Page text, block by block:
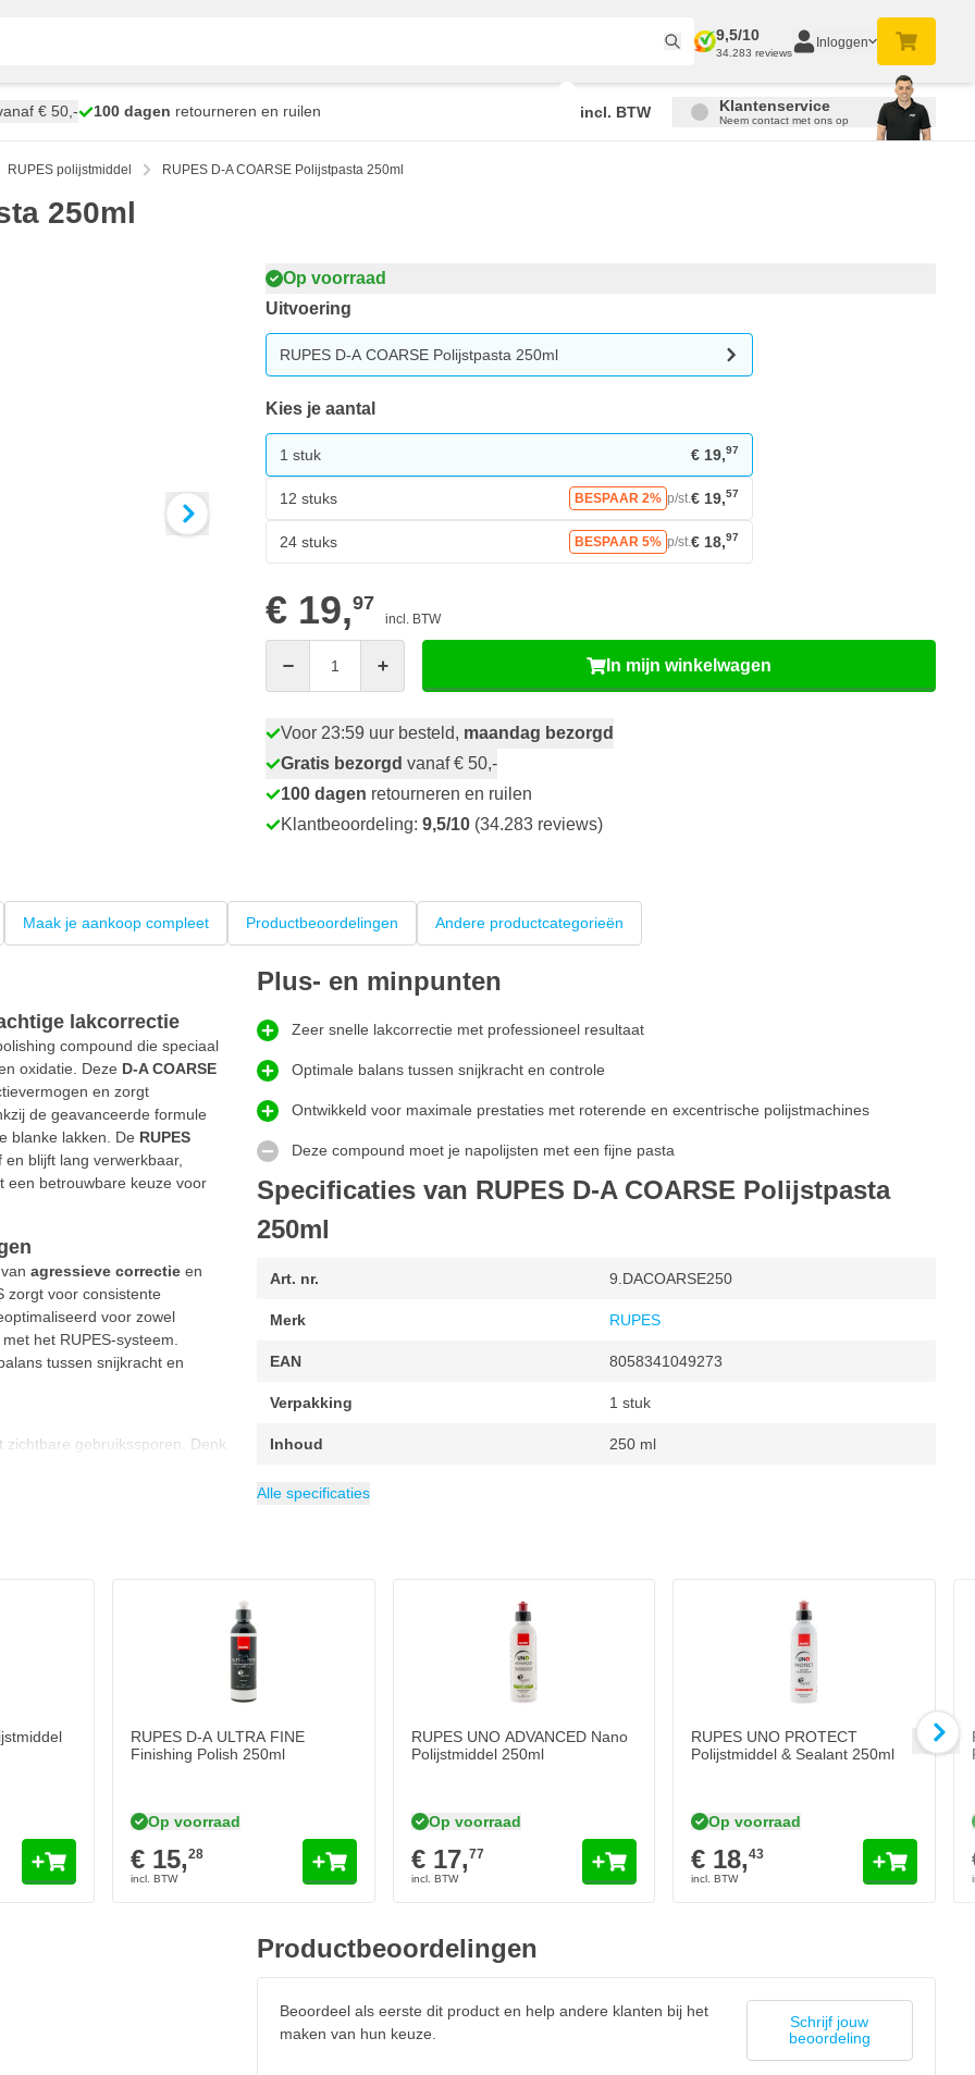
9,5/10
34.283 reviews
Inloggen
€ 50,- 100 dagen retourneren en ruilen incl. BTW Klantenservice
Neem contact met ons op
RUPES polijstmiddel RUPES D-A COARSE Polijstpasta 250ml
250ml
Op voorraad
Uitvoering
RUPES D-A COARSE Polijstpasta 250ml
Kies je aantal
1 stuk € 19,97
12 stuks BESPAAR 2% p/st.€ 19,57
24 stuks BESPAAR 5% p/st.€ 18,97
€ 19,97
incl. BTW
In mijn winkelwagen
Voor 23:59 uur besteld, maandag bezorgd
Gratis bezorgd vanaf € 50,-
100 dagen retourneren en ruilen
Klantbeoordeling: 9,5/10 (34.283 reviews)
Maak je aankoop compleet Productbeoordelingen Andere productcategorieën
lakcorrectie
compound die speciaal
oxidatie. Deze D-A COARSE
en zorgt
de geavanceerde formule
blanke lakken. De RUPES
blijft lang verwerkbaar,
een betrouwbare keuze voor
agressieve correctie en
zorgt voor consistente
voor zowel
het RUPES-systeem.
tussen snijkracht en
gebruikssporen. Denk
en bereidt de lak
schuim polijstpad is hierbij
en zorgt voor een
en lichte druk voor een strak
Plus- en minpunten
Zeer snelle lakcorrectie met professioneel resultaat
Optimale balans tussen snijkracht en controle
Ontwikkeld voor maximale prestaties met roterende en excentrische polijstmachines
Deze compound moet je napolijsten met een fijne pasta
Specificaties van RUPES D-A COARSE Polijstpasta
250ml
Art. nr. 9.DACOARSE250
Merk RUPES
EAN 8058341049273
Verpakking 1 stuk
Inhoud 250 ml
Gewicht
Categorie
Alle specificaties
RUPES D-A ULTRA FINE
Finishing Polish 250ml
Op voorraad
€ 15,28
RUPES UNO ADVANCED Nano
Polijstmiddel 250ml
Op voorraad
€ 17,77
RUPES UNO PROTECT
Polijstmiddel & Sealant 250ml
Op voorraad
€ 18,43
Productbeoordelingen
Beoordeel als eerste dit product en help andere klanten bij het
maken van hun keuze.
Schrijf jouw
beoordeling